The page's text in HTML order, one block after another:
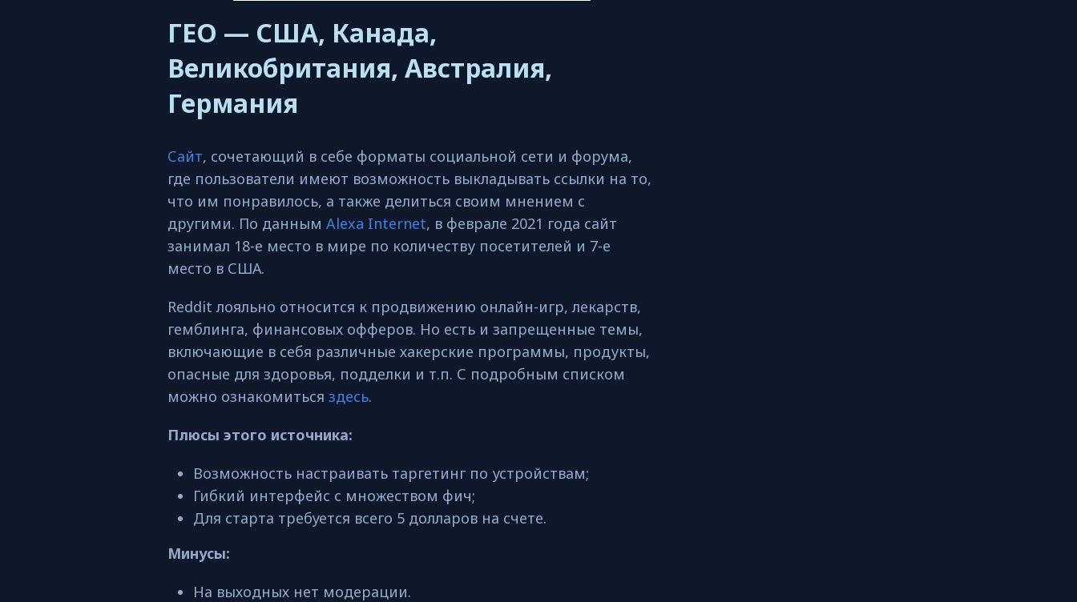
ГЕО — США, Канада,
Великобритания, Австралия,
Германия
Сайт, сочетающий в себе форматы социальной сети и форума,
где пользователи имеют возможность выкладывать ссылки на то,
что им понравилось, а также делиться своим мнением с
другими. По данным Alexa Internet, в феврале 2021 года сайт
занимал 18-е место в мире по количеству посетителей и 7-е
место в США.
Reddit лояльно относится к продвижению онлайн-игр, лекарств,
гемблинга, финансовых офферов. Но есть и запрещенные темы,
включающие в себя различные хакерские программы, продукты,
опасные для здоровья, подделки и т.п. С подробным списком
можно ознакомиться здесь.
Плюсы этого источника:
Возможность настраивать таргетинг по устройствам;
Гибкий интерфейс с множеством фич;
Для старта требуется всего 5 долларов на счете.
Минусы:
На выходных нет модерации.